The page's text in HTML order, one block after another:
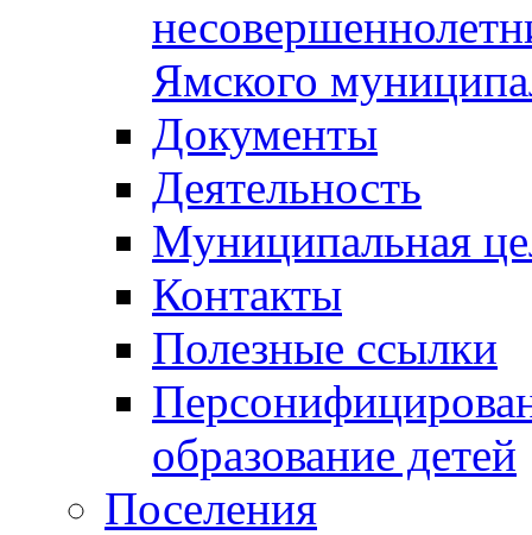
Ямского
Документы
Деятельность
Муниципальная
Контакты
Полезные ссылки
образование детей
Поселения